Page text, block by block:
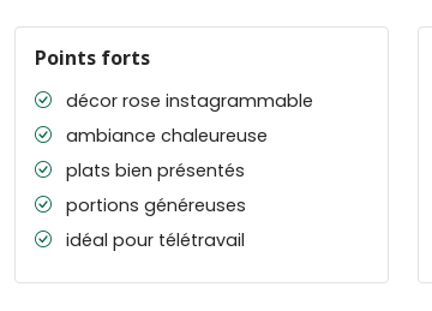
Points forts
décor rose instagrammable
ambiance chaleureuse
plats bien présentés
portions généreuses
idéal pour télétravail